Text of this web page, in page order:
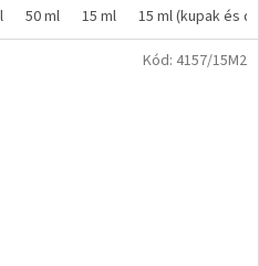
50 ml 15 ml 15 ml (kupak és
Kód: 4157/15M2